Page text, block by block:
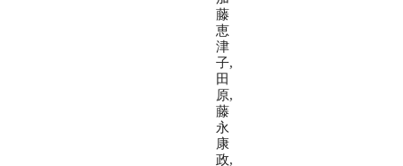
藤
恵
津
子,
田
原,
藤
永
康
政,